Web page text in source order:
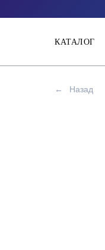
КАТАЛОГ
← Назад